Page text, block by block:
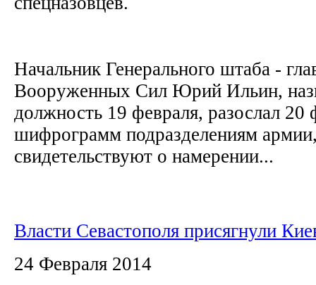
Начальник Генерального штаба -
Вооруженных Сил Юрий Ильин,
должность 19 февраля, разослал 20
шифрограмм подразделениям
свидетельствуют о намерении...
Власти Севастополя присягнули
24 Февраля 2014